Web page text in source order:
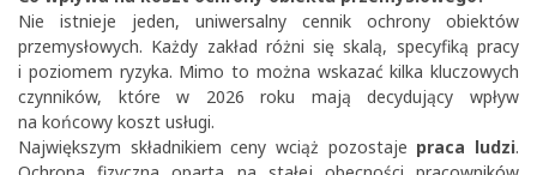
Nie istnieje jeden, uniwersalny cennik ochrony obiektów
przemysłowych. Każdy zakład różni się skalą, specyfiką pracy
i poziomem ryzyka. Mimo to można wskazać kilka kluczowych
czynników, które w 2026 roku mają decydujący wpływ
na końcowy koszt usługi.
Największym składnikiem ceny wciąż pozostaje praca ludzi.